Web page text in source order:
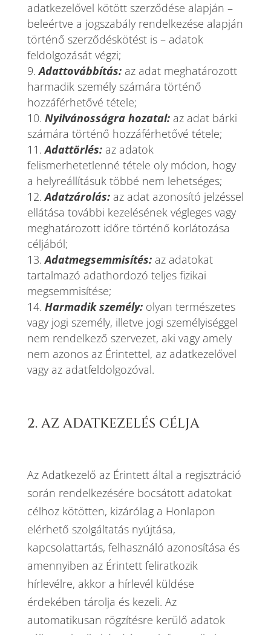
adatkezelővel kötött szerződése alapján –
beleértve a jogszabály rendelkezése alapján
történő szerződéskötést is – adatok
feldolgozását végzi;
Adattovábbítás:az adat meghatározott
harmadik személy számára történő
hozzáférhetővé tétele;
Nyilvánosságra hozatal: az adat bárki
számára történő hozzáférhetővé tétele;
Adattörlés:az adatok
felismerhetetlenné tétele oly módon, hogy
a helyreállításuk többé nem lehetséges;
Adatzárolás: az adat azonosító jelzéssel
ellátása további kezelésének végleges vagy
meghatározott időre történő korlátozása
céljából;
Adatmegsemmisítés: az adatokat
tartalmazó adathordozó teljes fizikai
megsemmisítése;
Harmadik személy:olyan természetes
vagy jogi személy, illetve jogi személyiséggel
nem rendelkező szervezet, aki vagy amely
nem azonos az Érintettel, az adatkezelővel
vagy az adatfeldolgozóval.
2. AZ ADATKEZELÉS CÉLJA
Az Adatkezelő az Érintett által a regisztráció
során rendelkezésére bocsátott adatokat
célhoz kötötten, kizárólag a Honlapon
elérhető szolgáltatás nyújtása,
kapcsolattartás, felhasználó azonosítása és
amennyiben az Érintett feliratkozik
hírlevélre, akkor a hírlevél küldése
érdekében tárolja és kezeli. Az
automatikusan rögzítésre kerülő adatok